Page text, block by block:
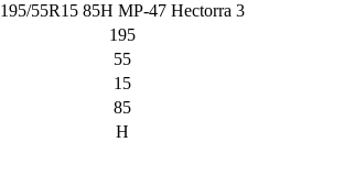
195/55R15 85H MP-47 Hectorra 3
195
55
15
85
H